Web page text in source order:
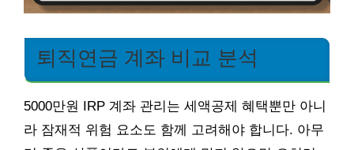
퇴직연금 계좌 비교 분석
5000만원 IRP 계좌 관리는 세액공제 혜택뿐만 아니
라 잠재적 위험 요소도 함께 고려해야 합니다. 아무